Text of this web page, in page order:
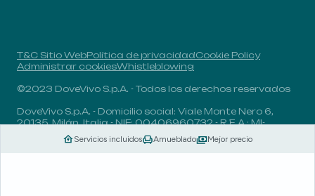
Servicios incluidos Amueblado Mejor precio
T&C Sitio WebPolítica de privacidadCookie Policy
Administrar cookiesWhistleblowing
©2023 DoveVivo S.p.A. - Todos los derechos reservados
DoveVivo S.p.A. - Domicilio social: Viale Monte Nero 6,
20135, Milán, Italia - NIF: 00406960732 - R.E.A.: MI-
1838078 - Capital social: 1.829.649,81 euros totalmente
desembolsado